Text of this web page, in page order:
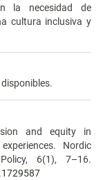
la necesidad de
cultura inclusiva y
and equity in
Nordic
6(1), 7–16.